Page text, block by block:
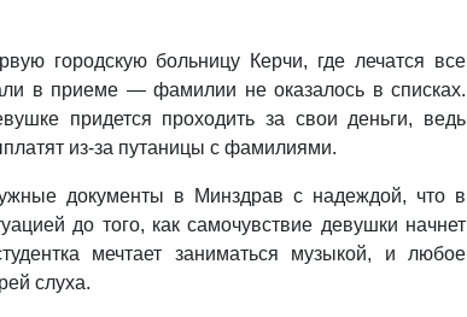
городскую больницу Керчи, где лечатся все
в приеме — фамилии не оказалось в списках.
придется проходить за свои деньги, ведь
из-за путаницы с фамилиями.
документы в Минздрав с надеждой, что в
до того, как самочувствие девушки начнет
мечтает заниматься музыкой, и любое
слуха.